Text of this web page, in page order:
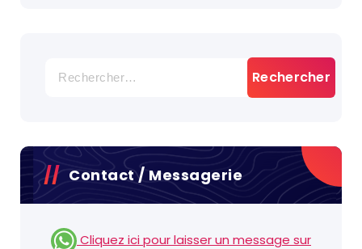
Contact / Messagerie
Cliquez ici pour laisser un message sur